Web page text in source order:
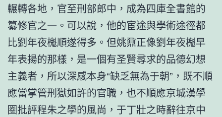
輾轉各地，官至刑部郎中，成為四庫全書館的
纂修官之一。可以說，他的宦途與學術途徑都
比劉年夜櫆順遂得多。但姚鼐正像劉年夜櫆早
年表揚的那樣，是一個有圣賢尋求的品德幻想
主義者，所以深感本身“缺乏無為于朝”，既不順
應當掌管刑獄如許的官職，也不順應京城漢學
圈批評程朱之學的風尚，于丁壯之時辭往京中